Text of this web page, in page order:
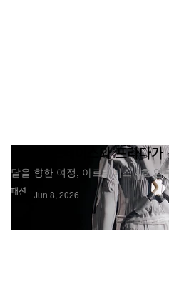
패션
엑시엄 스페이스와 프라다
달을 향한 여정, 아르테미스 4호 임
Jun 8, 2026